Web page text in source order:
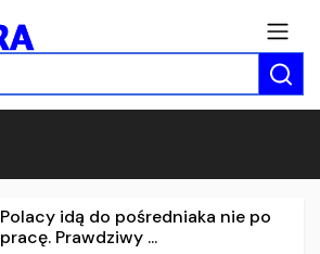
Polacy idą do pośredniaka nie po
pracę. Prawdziwy ...